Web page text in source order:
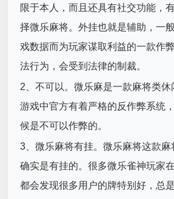
限于本人，而且还具有社交功能，
择微乐麻将。外挂也就是辅助，一
戏数据而为玩家谋取利益的一款作
法行为，会受到法律的制裁。
2、不可以。微乐麻是一款麻将类
游戏中官方有着严格的反作弊系统
候是不可以作弊的。
3、微乐麻将有挂。微乐麻将这款麻
确实是有挂的。很多微乐雀神玩家
都会发现很多用户的牌特别好，总